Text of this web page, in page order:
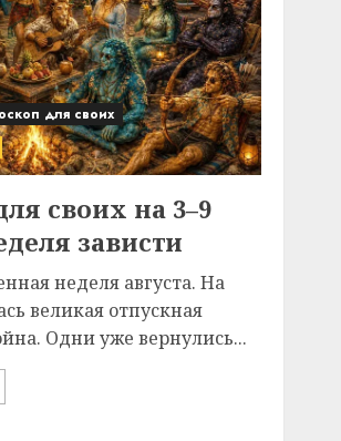
для своих
своих на 3–9
зависти
неделя августа. На
великая отпускная
Одни уже вернулись...